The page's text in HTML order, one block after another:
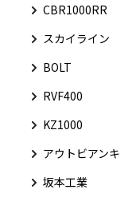
CBR1000RR
スカイライン
BOLT
RVF400
KZ1000
アウトビアンキ
坂本工業